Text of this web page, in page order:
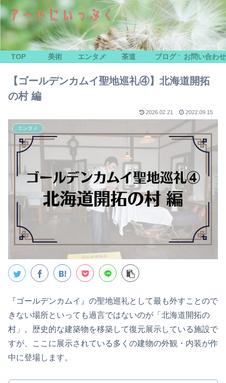
TOP 美術 エンタメ 茶道 ブログ お問い合わせ
【ゴールデンカムイ聖地巡礼④】北海道開拓
の村 編
2026.02.21 2022.09.15
エンタメ
『ゴールデンカムイ』の聖地巡礼として最も外すことので
きない場所といっても過言ではないのが「北海道開拓の
村」。歴史的な建築物を移築して復元展示している施設で
すが、ここに展示されている多くの建物の外観・内装が作
中に登場します。